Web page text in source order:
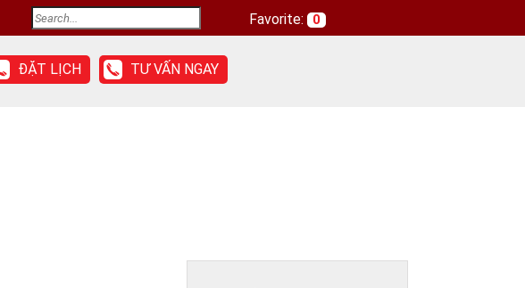
Favorite: 0
ĐẶT LỊCH TƯ VẤN NGAY